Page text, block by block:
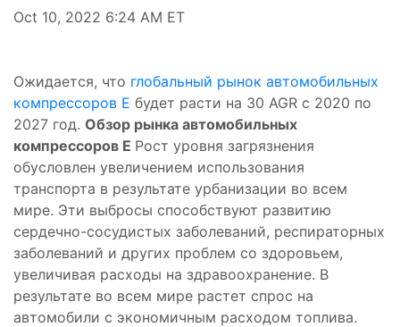
Oct 10, 2022 6:24 AM ET
Ожидается, что глобальный рынок автомобильных
компрессоров E будет расти на 30 AGR с 2020 по
2027 год. Обзор рынка автомобильных
компрессоров E Рост уровня загрязнения
обусловлен увеличением использования
транспорта в результате урбанизации во всем
мире. Эти выбросы способствуют развитию
сердечно-сосудистых заболеваний, респираторных
заболеваний и других проблем со здоровьем,
увеличивая расходы на здравоохранение. В
результате во всем мире растет спрос на
автомобили с экономичным расходом топлива.